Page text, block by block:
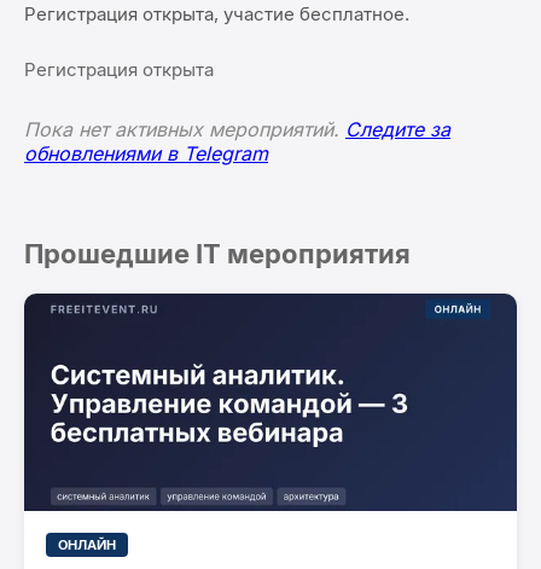
Регистрация открыта, участие бесплатное.
Регистрация открыта
Пока нет активных мероприятий. Следите за
обновлениями в Telegram
Прошедшие IT мероприятия
ОНЛАЙН